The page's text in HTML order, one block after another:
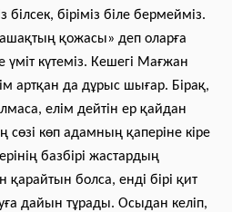
білсек, біріміз біле бермейміз.
қожасы» деп оларға
күтеміз. Кешегі Мағжан
артқан да дұрыс шығар. Бірақ,
елім дейтін ер қайдан
көп адамның қаперіне кіре
базбірі жастардың
қарайтын болса, енді бірі қит
дайын тұрады. Осыдан келіп,